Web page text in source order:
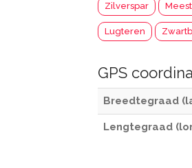
Zilverspar
Lugteren
GPS
Breedtegraad
Lengtegraad